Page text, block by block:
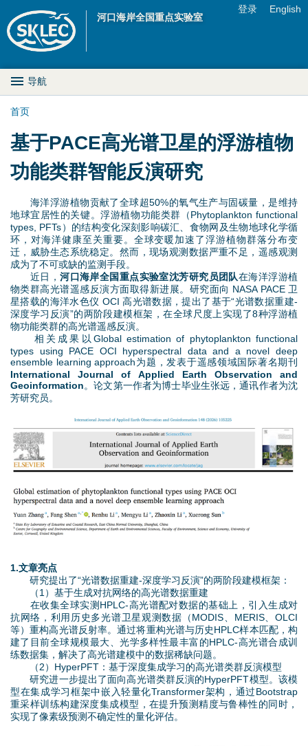
河口海岸全国重点实验室
m
n
u
登录 English
M
a
n
r
o
p
d
w
n
M
e
n
u
导航
你
在
里
首页
基于PACE高光谱卫星的浮游植物
功能类群智能反演研究
海洋浮游植物贡献了全球超50%的氧气生产与固碳量，是维持
地球宜居性的关键。浮游植物功能类群（Phytoplankton functional
types, PFTs）的结构变化深刻影响碳汇、食物网及生物地球化学循
环，对海洋健康至关重要。全球变暖加速了浮游植物群落分布变
迁，威胁生态系统稳定。然而，现场观测数据严重不足，遥感观测
成为了不可或缺的监测手段。
近日，河口海岸全国重点实验室沈芳研究员团队在海洋浮游植
物类群高光谱遥感反演方面取得新进展。研究面向 NASA PACE 卫
星搭载的海洋水色仪 OCI 高光谱数据，提出了基于“光谱数据重建-
深度学习反演”的两阶段建模框架，在全球尺度上实现了8种浮游植
物功能类群的高光谱遥感反演。
相关成果以Global estimation of phytoplankton functional
types using PACE OCI hyperspectral data and a novel deep
ensemble learning approach为题，发表于遥感领域国际著名期刊
International Journal of Applied Earth Observation and
Geoinformation。论文第一作者为博士毕业生张远，通讯作者为沈
芳研究员。
图
片
0
.
g
1.文章亮点
研究提出了“光谱数据重建-深度学习反演”的两阶段建模框架：
（1）基于生成对抗网络的高光谱数据重建
在收集全球实测HPLC-高光谱配对数据的基础上，引入生成对
抗网络，利用历史多光谱卫星观测数据（MODIS、MERIS、OLCI
等）重构高光谱反射率。通过将重构光谱与历史HPLC样本匹配，构
建了目前全球规模最大、光学多样性最丰富的HPLC-高光谱合成训
练数据集，解决了高光谱建模中的数据稀缺问题。
（2）HyperPFT：基于深度集成学习的高光谱类群反演模型
研究进一步提出了面向高光谱类群反演的HyperPFT模型。该模
型在集成学习框架中嵌入轻量化Transformer架构，通过Bootstrap
重采样训练构建深度集成模型，在提升预测精度与鲁棒性的同时，
实现了像素级预测不确定性的量化评估。